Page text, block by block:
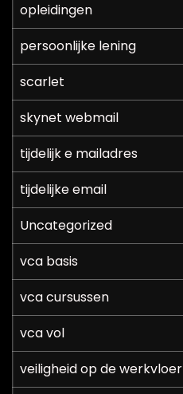
opleidingen
persoonlijke lening
scarlet
skynet webmail
tijdelijk e mailadres
tijdelijke email
Uncategorized
vca basis
vca cursussen
vca vol
veiligheid op de werkvloer